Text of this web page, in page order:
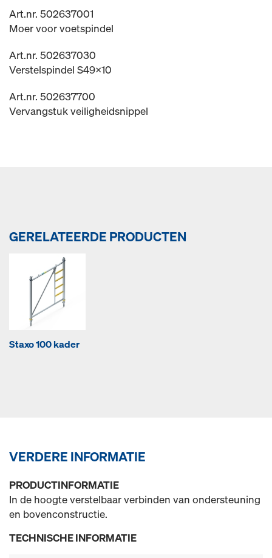
Art.nr. 502637001
Moer voor voetspindel
Art.nr. 502637030
Verstelspindel S49x10
Art.nr. 502637700
Vervangstuk veiligheidsnippel
GERELATEERDE PRODUCTEN
Staxo 100 kader
VERDERE INFORMATIE
PRODUCTINFORMATIE
In de hoogte verstelbaar verbinden van ondersteuning
en bovenconstructie.
TECHNISCHE INFORMATIE